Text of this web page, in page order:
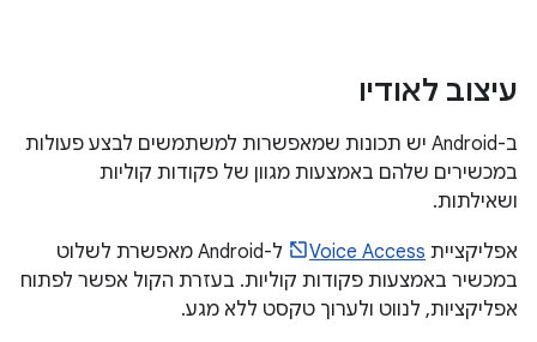
עיצוב לאודיו
ב-Android יש תכונות שמאפשרות למשתמשים לבצע פעולות
במכשירים שלהם באמצעות מגוון של פקודות קוליות
ושאילתות.
אפליקציית Voice Access
ל-Android מאפשרת לשלוט
במכשיר באמצעות פקודות קוליות. בעזרת הקול אפשר לפתוח
אפליקציות, לנווט ולערוך טקסט ללא מגע.